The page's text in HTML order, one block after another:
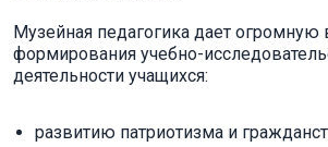
Музейная педагогика дает
формирования учебно-
деятельности учащихся:
развитию патриотизма и